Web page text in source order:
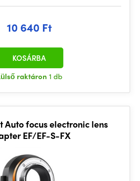
10 640 Ft
raktáron 1 db
KOSÁRBA
Auto focus electronic lens
EF/EF-S-FX